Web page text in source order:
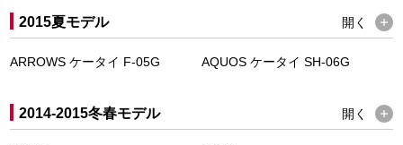
2015夏モデル 開く
ARROWS ケータイ F-05G AQUOS ケータイ SH-06G
2014-2015冬春モデル 開く